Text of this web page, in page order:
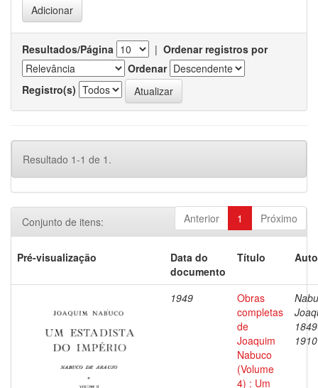
Resultados/Página | Ordenar registros por
Ordenar
Registro(s)
Resultado 1-1 de 1.
Anterior 1 Próximo
Conjunto de itens:
Pré-visualização
Data do
documento
Título
1949
Obras
completas
de
Joaquim
Nabuco
(Volume
4) : Um
1910